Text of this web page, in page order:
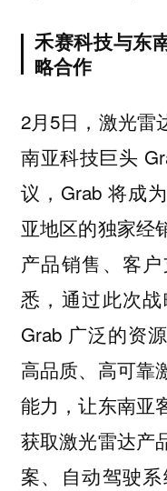
禾赛科技与东
略合作
2月5日，激光雷
南亚科技巨头
议，Grab 将成
亚地区的独家经
产品销售、客
悉，通过此次
Grab 广泛的资
高品质、高可靠
能力，让东南亚
获取激光雷达产
案、自动驾驶